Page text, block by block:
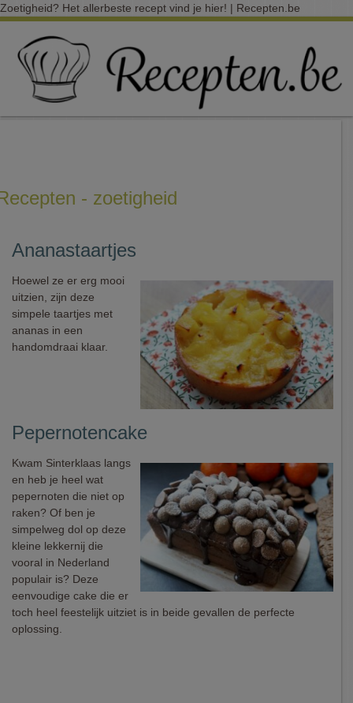
Zoetigheid? Het allerbeste recept vind je hier! | Recepten.be
- zoetigheid
Ananastaartjes
Hoewel ze er erg mooi
uitzien, zijn deze
simpele taartjes met
ananas in een
handomdraai klaar.
Pepernotencake
Kwam Sinterklaas langs
en heb je heel wat
pepernoten die niet op
raken? Of ben je
simpelweg dol op deze
kleine lekkernij die
vooral in Nederland
populair is? Deze
eenvoudige cake die er
toch heel feestelijk uitziet is in beide gevallen de perfecte
oplossing.